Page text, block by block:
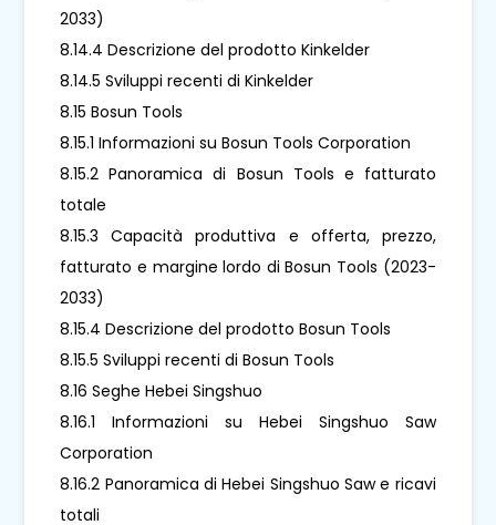
2033)
8.14.4 Descrizione del prodotto Kinkelder
8.14.5 Sviluppi recenti di Kinkelder
8.15 Bosun Tools
8.15.1 Informazioni su Bosun Tools Corporation
8.15.2 Panoramica di Bosun Tools e fatturato
totale
8.15.3 Capacità produttiva e offerta, prezzo,
fatturato e margine lordo di Bosun Tools (2023-
2033)
8.15.4 Descrizione del prodotto Bosun Tools
8.15.5 Sviluppi recenti di Bosun Tools
8.16 Seghe Hebei Singshuo
8.16.1 Informazioni su Hebei Singshuo Saw
Corporation
8.16.2 Panoramica di Hebei Singshuo Saw e ricavi
totali